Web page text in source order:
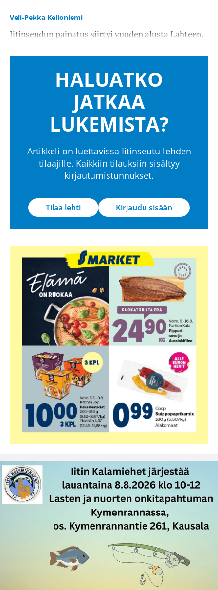
Veli-Pekka Kelloniemi
Iitinseudun painatus siirtyi vuoden alusta Lahteen.
HALUATKO
JATKAA
LUKEMISTA?
Artikkeli on luettavissa Iitinseutu-lehden
tilaajille. Kaikkiin tilauksiin sisältyy
kirjautumistunnukset.
Tilaa lehti Kirjaudu sisään